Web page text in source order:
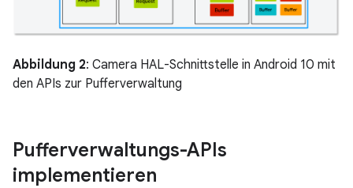
Abbildung 2: Camera HAL-Schnittstelle in Android 10 mit
den APIs zur Pufferverwaltung
Pufferverwaltungs-APIs
implementieren